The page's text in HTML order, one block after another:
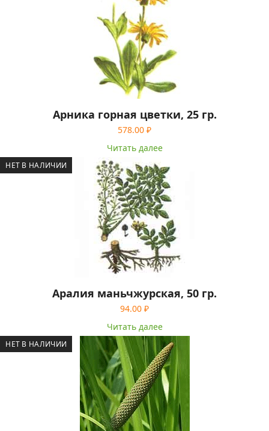
Арника горная цветки, 25 гр.
578.00 ₽
Читать далее
НЕТ В НАЛИЧИИ
Аралия маньчжурская, 50 гр.
94.00 ₽
Читать далее
НЕТ В НАЛИЧИИ